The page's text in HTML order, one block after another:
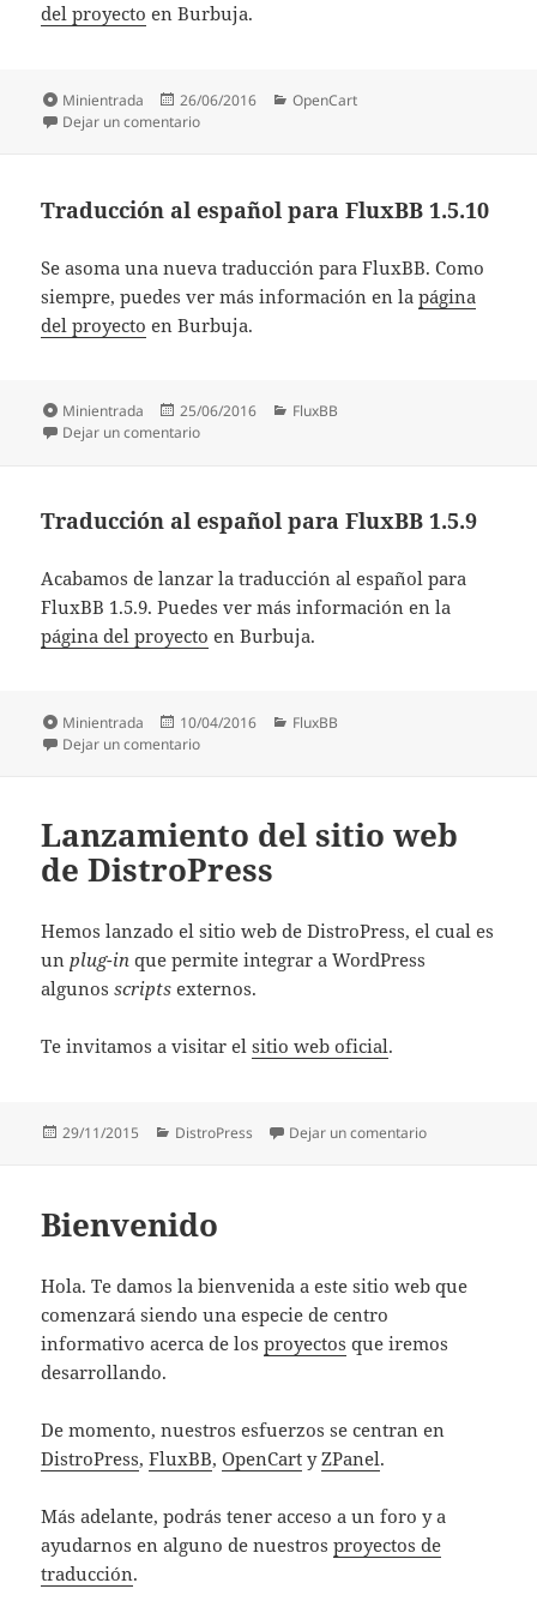
del proyecto en Burbuja.
Formato
Minientrada
Publicado
el
26/06/2016 Categorías
OpenCart
Dejar un comentarioen Traducción al español para OpenCart 2.2.0.0
Traducción al español para FluxBB 1.5.10
Se asoma una nueva traducción para FluxBB. Como
siempre, puedes ver más información en lapágina
del proyecto en Burbuja.
Formato
Minientrada
Publicado
el
25/06/2016 Categorías
FluxBB
Dejar un comentarioen Traducción al español para FluxBB 1.5.10
Traducción al español para FluxBB 1.5.9
Acabamos de lanzar la traducción al español para
FluxBB 1.5.9. Puedes ver más información en la
página del proyecto en Burbuja.
Formato
Minientrada
Publicado
el
10/04/2016 Categorías
FluxBB
Dejar un comentarioen Traducción al español para FluxBB 1.5.9
Lanzamiento del sitio web
de DistroPress
Hemos lanzado el sitio web de DistroPress, el cual es
unplug-in que permite integrar a WordPress
algunosscripts externos.
Te invitamos a visitar elsitio web oficial.
Publicado
29/11/2015 Categorías
DistroPress Dejar un comentarioen
Bienvenido
Hola. Te damos la bienvenida a este sitio web que
comenzará siendo una especie de centro
informativo acerca de losproyectos que iremos
desarrollando.
De momento, nuestros esfuerzos se centran en
DistroPress,FluxBB,OpenCart yZPanel.
Más adelante, podrás tener acceso a un foro y a
ayudarnos en alguno de nuestrosproyectos de
traducción.